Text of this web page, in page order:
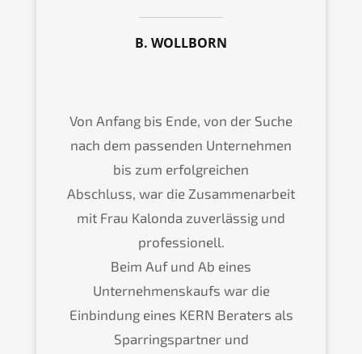
B. WOLLBORN
Von Anfang bis Ende, von der Suche
nach dem passenden Unternehmen
bis zum erfolgreichen
Abschluss, war die Zusammenarbeit
mit Frau Kalonda zuverlässig und
professionell.
Beim Auf und Ab eines
Unternehmenskaufs war die
Einbindung eines KERN Beraters als
Sparringspartner und